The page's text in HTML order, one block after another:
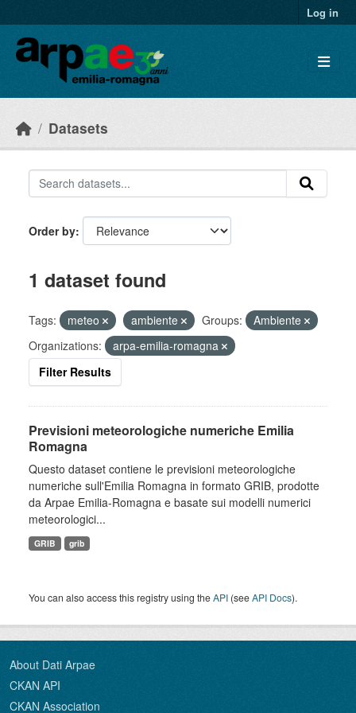
Log in
Datasets
Order by
1 dataset found
Tags: meteo ambiente Groups:
Ambiente
Organizations:
arpa-emilia-romagna
Filter Results
Previsioni meteorologiche numeriche Emilia
Romagna
Questo dataset contiene le previsioni meteorologiche
numeriche sull'Emilia Romagna in formato GRIB, prodotte
da Arpae Emilia-Romagna e basate sui modelli numerici
meteorologici...
GRIB grib
You can also access this registry using theAPI (seeAPI Docs).
About Dati Arpae
CKAN API
CKAN Association